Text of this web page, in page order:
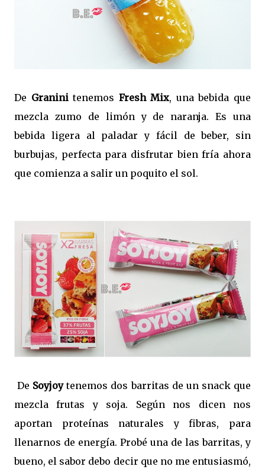
De Graninitenemos Fresh Mix, una bebida que
mezcla zumo de limón y de naranja. Es una
bebida ligera al paladar y fácil de beber, sin
burbujas, perfecta para disfrutar bien fría ahora
que comienza a salir un poquito el sol.
De Soyjoytenemos dos barritas de un snack que
mezcla frutas y soja. Según nos dicen nos
aportan proteínas naturales y fibras, para
llenarnos de energía. Probé una de las barritas, y
bueno, el sabor debo decir que no me entusiasmó,